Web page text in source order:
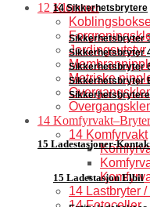
14 Sikkerhetsbrytere
Sikkerhetsbryter
Sikkerhetsbryter
Sikkerhetsbryter
Sikkerhetsbryter
15 Ladestasjoner-
15 Ladestasjon Elbil
12 Klemmer
Jordingsutstyr
Metriske
14
14 Komfyrvakt
14 Lastbryter